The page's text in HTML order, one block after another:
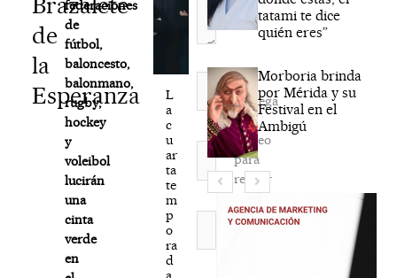
de
la
Esperanza
federaciones
de
fútbol,
baloncesto,
balonmano,
rugby,
hockey
y
voleibol
lucirán
una
cinta
verde
en
L
a
c
u
ar
ta
te
m
p
o
ra
d
a
Nombre*
Correo
electrónico*
Agréga
mi
correo
para
recibir
newsletter
tatami te dice
quién eres”
Morboria brinda
por Mérida y su
Festival en el
Ambigú